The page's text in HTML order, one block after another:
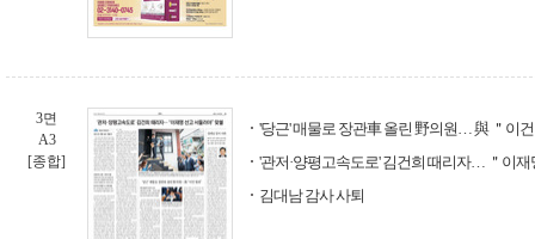
3면
A3
[종합]
'당근' 매물로 장관車 올린 野의원… 與 ＂이
'관저·양평고속도로' 김건희 때리자… ＂이
김대남 감사 사퇴